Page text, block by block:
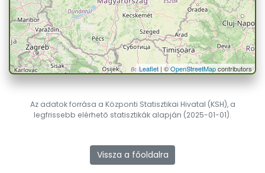
Leaflet| ©OpenStreetMapcontributors
Az adatok forrása a Központi Statisztikai Hivatal (KSH), a
legfrissebb elérhető statisztikák alapján (2025-01-01).
Vissza a főoldalra